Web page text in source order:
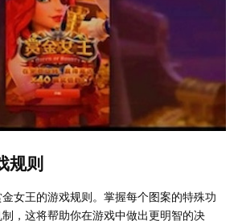
规则
女王的游戏规则。掌握每个图案的特殊功
，这将帮助你在游戏中做出更明智的决